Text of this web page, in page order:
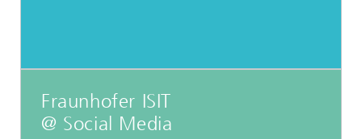
Fraunhofer ISIT
@ Social Media